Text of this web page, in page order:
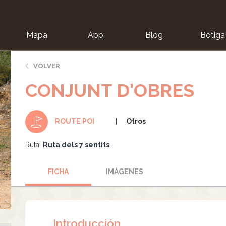
Mapa App Blog Botiga
VOLVER
CONJUNT D'OBRES
ROUTE POI Otros
Ruta: Ruta dels 7 sentits
FICHA IMÁGENES